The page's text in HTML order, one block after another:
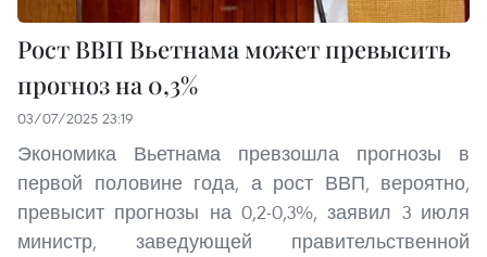
Рост ВВП Вьетнама может превысить
прогноз на 0,3%
03/07/2025 23:19
Экономика Вьетнама превзошла прогнозы в
первой половине года, а рост ВВП, вероятно,
превысит прогнозы на 0,2-0,3%, заявил 3 июля
министр, заведующей правительственной